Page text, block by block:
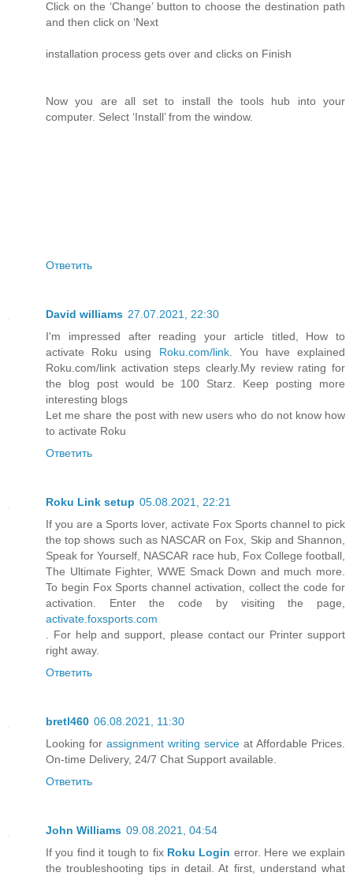
Click on the ‘Change’ button to choose the destination path
and then click on ‘Next
installation process gets over and clicks on Finish
Now you are all set to install the tools hub into your
computer. Select ‘Install’ from the window.
Ответить
David williams 27.07.2021, 22:30
I'm impressed after reading your article titled, How to
activate Roku using Roku.com/link. You have explained
Roku.com/link activation steps clearly.My review rating for
the blog post would be 100 Starz. Keep posting more
interesting blogs
Let me share the post with new users who do not know how
to activate Roku
Ответить
Roku Link setup 05.08.2021, 22:21
If you are a Sports lover, activate Fox Sports channel to pick
the top shows such as NASCAR on Fox, Skip and Shannon,
Speak for Yourself, NASCAR race hub, Fox College football,
The Ultimate Fighter, WWE Smack Down and much more.
To begin Fox Sports channel activation, collect the code for
activation. Enter the code by visiting the page,
activate.foxsports.com
. For help and support, please contact our Printer support
right away.
Ответить
bretl460 06.08.2021, 11:30
Looking for assignment writing service at Affordable Prices.
On-time Delivery, 24/7 Chat Support available.
Ответить
John Williams 09.08.2021, 04:54
If you find it tough to fix Roku Login error. Here we explain
the troubleshooting tips in detail. At first, understand what